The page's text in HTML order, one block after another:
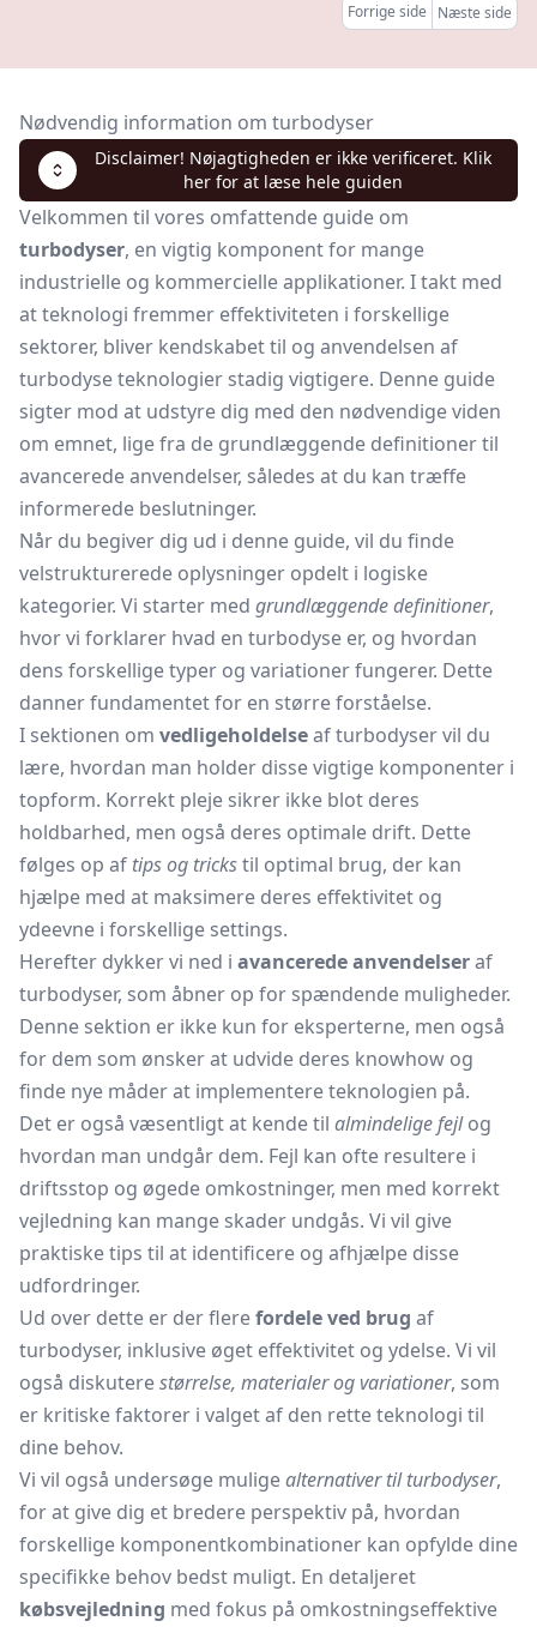
Forrige side Næste side
Nødvendig information om turbodyser
Disclaimer! Nøjagtigheden er ikke verificeret. Klik
her for at læse hele guiden
Velkommen til vores omfattende guide om
turbodyser, en vigtig komponent for mange
industrielle og kommercielle applikationer. I takt med
at teknologi fremmer effektiviteten i forskellige
sektorer, bliver kendskabet til og anvendelsen af
turbodyse teknologier stadig vigtigere. Denne guide
sigter mod at udstyre dig med den nødvendige viden
om emnet, lige fra de grundlæggende definitioner til
avancerede anvendelser, således at du kan træffe
informerede beslutninger.
Når du begiver dig ud i denne guide, vil du finde
velstrukturerede oplysninger opdelt i logiske
kategorier. Vi starter med grundlæggende definitioner,
hvor vi forklarer hvad en turbodyse er, og hvordan
dens forskellige typer og variationer fungerer. Dette
danner fundamentet for en større forståelse.
I sektionen om vedligeholdelseaf turbodyser vil du
lære, hvordan man holder disse vigtige komponenter i
topform. Korrekt pleje sikrer ikke blot deres
holdbarhed, men også deres optimale drift. Dette
følges op af tips og trickstil optimal brug, der kan
hjælpe med at maksimere deres effektivitet og
ydeevne i forskellige settings.
Herefter dykker vi ned i avancerede anvendelseraf
turbodyser, som åbner op for spændende muligheder.
Denne sektion er ikke kun for eksperterne, men også
for dem som ønsker at udvide deres knowhow og
finde nye måder at implementere teknologien på.
Det er også væsentligt at kende til almindelige fejlog
hvordan man undgår dem. Fejl kan ofte resultere i
driftsstop og øgede omkostninger, men med korrekt
vejledning kan mange skader undgås. Vi vil give
praktiske tips til at identificere og afhjælpe disse
udfordringer.
Ud over dette er der flerefordele ved brug af
turbodyser, inklusive øget effektivitet og ydelse. Vi vil
også diskuterestørrelse, materialer og variationer, som
er kritiske faktorer i valget af den rette teknologi til
dine behov.
Vi vil også undersøge muligealternativer til turbodyser,
for at give dig et bredere perspektiv på, hvordan
forskellige komponentkombinationer kan opfylde dine
specifikke behov bedst muligt. En detaljeret
købsvejledning med fokus på omkostningseffektive